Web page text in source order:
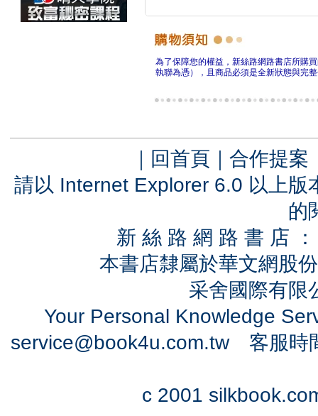
為了保障您的權益，新絲路網路書店所購
執聯為憑），且商品必須是全新狀態與完
｜ 回首頁 ｜ 合作提案
請以 Internet Explorer 6.0 以上
的
新 絲 路 網 路 書 店
本書店隸屬於華文網股
采舍國際有
Your Personal Knowledge
service@book4u.com.tw客服時
c 2001